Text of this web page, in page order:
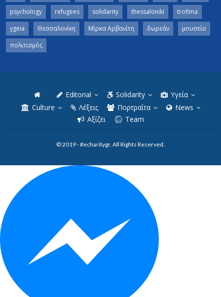
psychology
refugees solidarity thessaloniki
trofima
ygeia
Θεσσαλονίκη Μίρκα Αρβανίτη δωρεάν
μουσείο
πολιτισμός
Editorial Solidarity
Υγεία
Culture
Λέξεις Πορτραίτα
News
Αξίζει
Team
© 2019 - #echaritygr. All Rights Reserved.